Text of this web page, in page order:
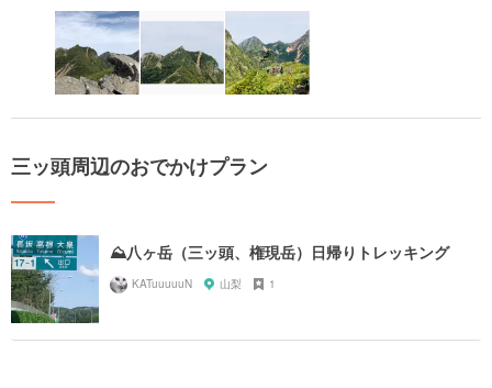
三ッ頭周辺のおでかけプラン
⛰八ヶ岳（三ッ頭、権現岳）日帰りトレッキング
KATuuuuuN 山梨 1